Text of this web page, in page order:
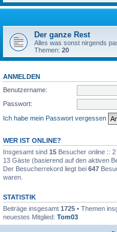
Der ganze Rest
Alles was sonst nirgends
Themen: 20
ANMELDEN
Benutzername:
Passwort:
Ich habe mein Passwort vergessen
WER IST ONLINE?
Insgesamt sind 15 Besucher online ::
13 Gäste (basierend auf den aktiven
Der Besucherrekord liegt bei 647
waren.
STATISTIK
Beiträge insgesamt 1725 • Themen
neuestes Mitglied: Tom03